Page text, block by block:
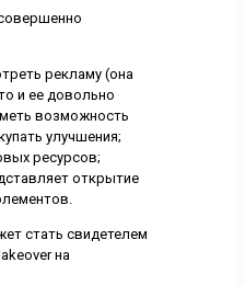
рекламу (она
и ее довольно
возможность
улучшения;
ресурсов;
открытие
стать свидетелем
на